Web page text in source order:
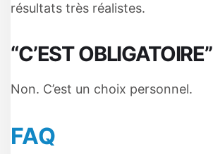
résultats très réalistes.
“C’EST OBLIGATOIRE”
Non. C’est un choix personnel.
FAQ